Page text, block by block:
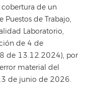
de un
Puestos de Trabajo,
Laboratorio,
de 4 de
de 13.12.2024), por
material del
de junio de 2026.